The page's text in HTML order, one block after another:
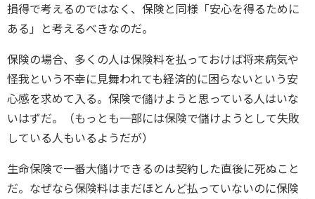
損得で考えるのではなく、保険と同様「安心を得るために
ある」と考えるべきなのだ。
保険の場合、多くの人は保険料を払っておけば将来病気や
怪我という不幸に見舞われても経済的に困らないという安
心感を求めて入る。保険で儲けようと思っている人はいな
いはずだ。（もっとも一部には保険で儲けようとして失敗
している人もいるようだが）
生命保険で一番大儲けできるのは契約した直後に死ぬこと
だ。なぜなら保険料はまだほとんど払っていないのに保険